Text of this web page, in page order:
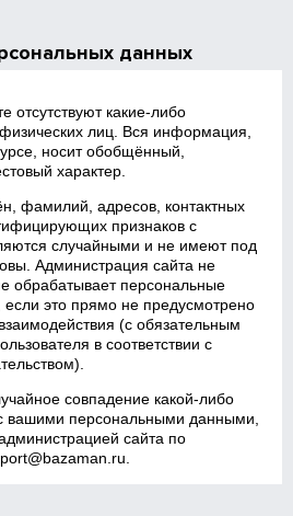
данных
отсутствуют какие‑либо
лиц. Вся информация,
носит обобщённый,
характер.
фамилий, адресов, контактных
признаков с
случайными и не имеют под
Администрация сайта не
обрабатывает персональные
если это прямо не предусмотрено
(с обязательным
в соответствии с
совпадение какой‑либо
вашими персональными данными,
сайта по